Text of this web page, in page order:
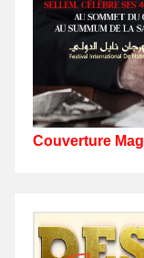
Couverture